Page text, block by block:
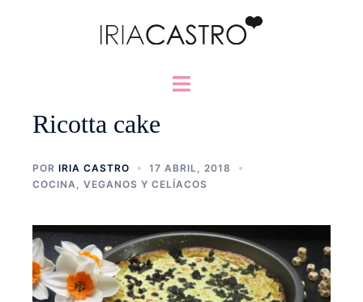
Alternar
Ricotta cake
POR IRIA CASTRO
17 ABRIL, 2018
COCINA
VEGANOS Y CELÍACOS